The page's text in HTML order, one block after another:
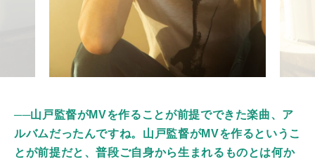
──山戸監督がMVを作ることが前提でできた楽曲、ア
ルバムだったんですね。山戸監督がMVを作るというこ
とが前提だと、普段ご自身から生まれるものとは何か